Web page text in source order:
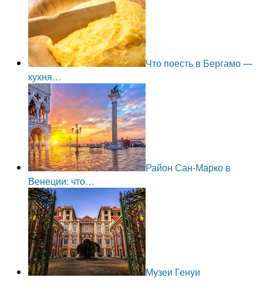
Что поесть в Бергамо —
кухня…
Район Сан-Марко в
Венеции: что…
Музеи Генуи